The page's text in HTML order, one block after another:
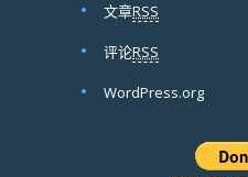
文章RSS
评论RSS
WordPress.org